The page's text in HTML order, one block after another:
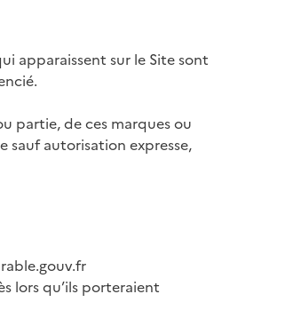
apparaissent sur le Site sont
partie, de ces marques ou
sauf autorisation expresse,
lors qu’ils porteraient